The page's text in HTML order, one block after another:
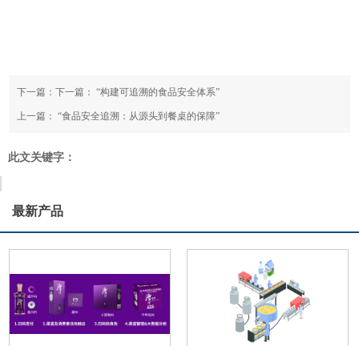
下一篇：下一篇：“构建可追溯的食品安全体系”
上一篇：“食品安全追溯：从源头到餐桌的保障”
此文关键字：
最新产品